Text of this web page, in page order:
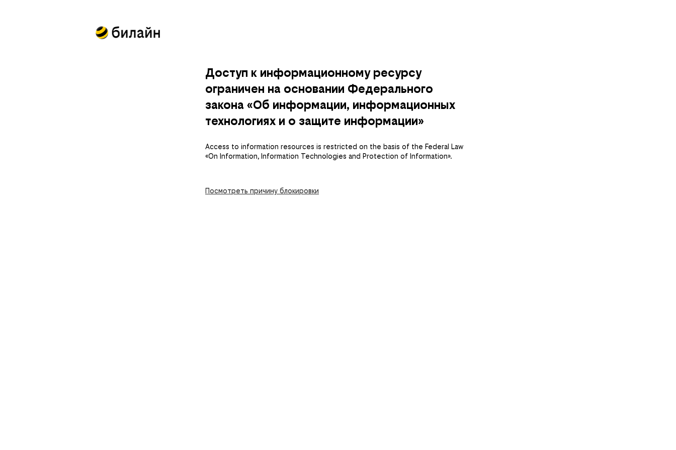
Доступ к информационному ресурсу
ограничен на основании Федерального
закона «Об информации, информационных
технологиях и о защите информации»
Access to information resources is restricted on the basis of the Federal Law
«On Information, Information Technologies and Protection of Information».
Посмотреть причину блокировки